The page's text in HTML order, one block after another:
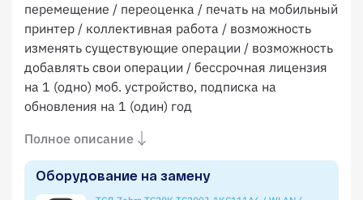
перемещение / переоценка / печать на мобильный
принтер / коллективная работа / возможность
изменять существующие операции / возможность
добавлять свои операции / бессрочная лицензия
на 1 (одно) моб. устройство, подписка на
обновления на 1 (один) год
Полное описание
Оборудование на замену